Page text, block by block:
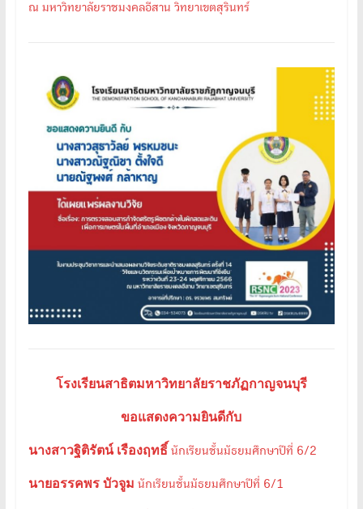
ณ มหาวิทยาลัยราชมงคลอีสาน วิทยาเขตสุรินทร์
โรงเรียนสาธิตมหาวิทยาลัยราชภัฏกาญจนบุรี
ขอแสดงความยินดีกับ
นางสาวฐิติรัตน์ เรืองฤทธิ์นักเรียนชั้นมัธยมศึกษาปีที่ 6/2
นายอรรคพร บัวจูม นักเรียนชั้นมัธยมศึกษาปีที่ 6/1